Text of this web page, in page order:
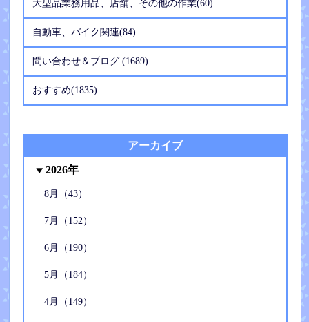
大型品業務用品、店舗、その他の作業(60)
自動車、バイク関連(84)
問い合わせ＆ブログ (1689)
おすすめ(1835)
アーカイブ
2026年
8月（43）
7月（152）
6月（190）
5月（184）
4月（149）